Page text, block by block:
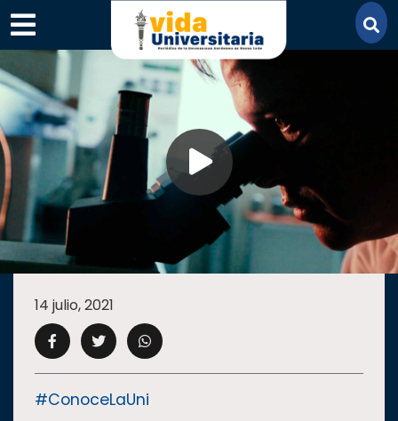
×
SECCIONES
ACADEMIA
CAMPUS UANL
14 julio, 2021
#ConoceLaUni